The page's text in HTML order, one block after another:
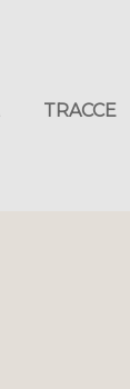
TRACCE